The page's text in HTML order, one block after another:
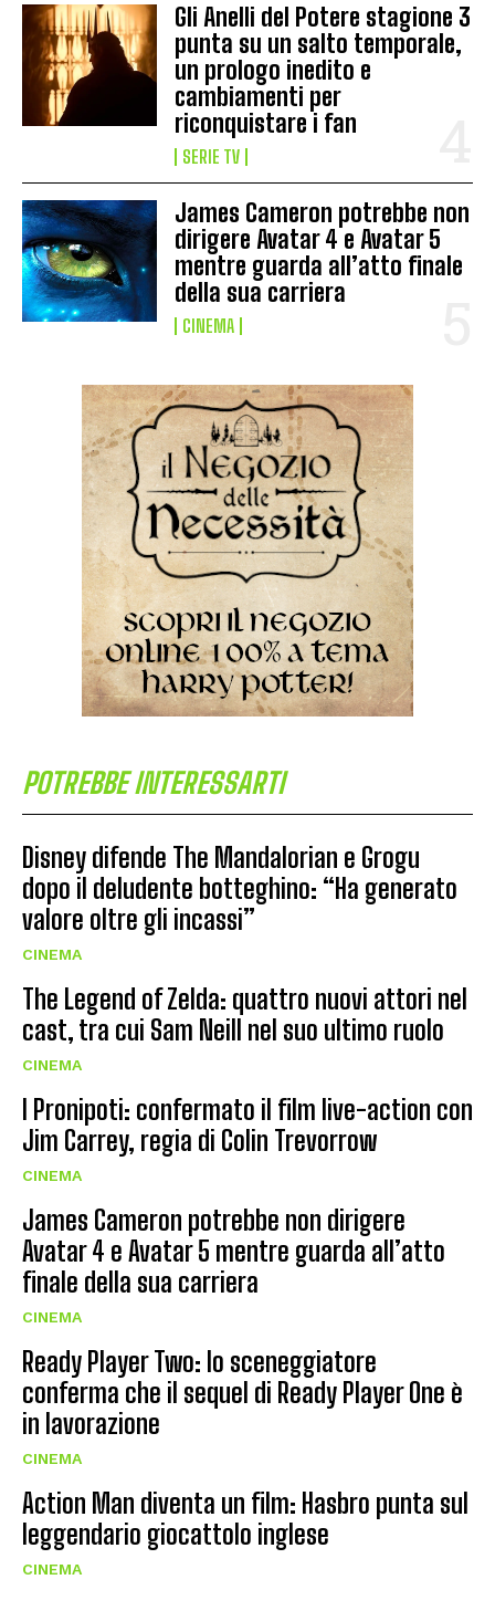
Gli Anelli del Potere stagione 3
punta su un salto temporale,
un prologo inedito e
cambiamenti per
riconquistare i fan
SERIE TV
James Cameron potrebbe non
dirigere Avatar 4 e Avatar 5
mentre guarda all’atto finale
della sua carriera
CINEMA
POTREBBE INTERESSARTI
Disney difende The Mandalorian e Grogu
dopo il deludente botteghino: “Ha generato
valore oltre gli incassi”
CINEMA
The Legend of Zelda: quattro nuovi attori nel
cast, tra cui Sam Neill nel suo ultimo ruolo
CINEMA
I Pronipoti: confermato il film live-action con
Jim Carrey, regia di Colin Trevorrow
CINEMA
James Cameron potrebbe non dirigere
Avatar 4 e Avatar 5 mentre guarda all’atto
finale della sua carriera
CINEMA
Ready Player Two: lo sceneggiatore
conferma che il sequel di Ready Player One è
in lavorazione
CINEMA
Action Man diventa un film: Hasbro punta sul
leggendario giocattolo inglese
CINEMA